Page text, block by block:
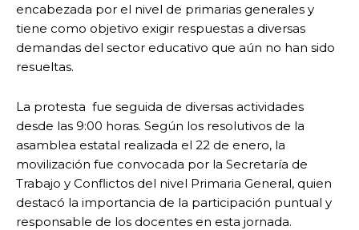
encabezada por el nivel de primarias generales y
tiene como objetivo exigir respuestas a diversas
demandas del sector educativo que aún no han sido
resueltas.
La protesta fue seguida de diversas actividades
desde las 9:00 horas. Según los resolutivos de la
asamblea estatal realizada el 22 de enero, la
movilización fue convocada por la Secretaría de
Trabajo y Conflictos del nivel Primaria General, quien
destacó la importancia de la participación puntual y
responsable de los docentes en esta jornada.